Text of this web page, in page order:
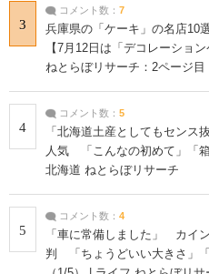
3
コメント数： 7
兵庫県の「ケーキ」の名店10
【7月12日は「デコレーショ
ねとらぼリサーチ：2ページ目
4
コメント数： 5
「北海道土産としてもセンス
人気 「こんなの初めて」「
北海道 ねとらぼリサーチ
5
コメント数： 4
「車に常備しました」 カイ
判 「ちょうどいい大きさ」